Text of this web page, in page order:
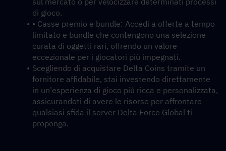
di gioco.
• Casse premio e bundle: Accedi a offerte a tempo
limitato e bundle che contengono una selezione
curata di oggetti rari, offrendo un valore
eccezionale per i giocatori più impegnati.
Scegliendo di acquistare Delta Coins tramite un
fornitore affidabile, stai investendo direttamente
in un'esperienza di gioco più ricca e personalizzata,
assicurandoti di avere le risorse per affrontare
qualsiasi sfida il server Delta Force Global ti
proponga.